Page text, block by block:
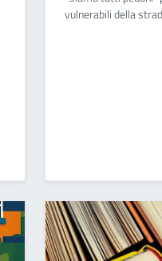
vulnerabili della